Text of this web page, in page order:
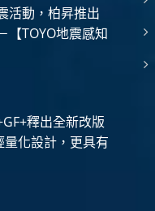
活動，柏昇推出
【TOYO地震感知
釋出全新改版
化設計，更具有